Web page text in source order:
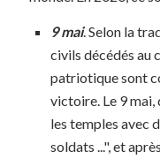
9 mai. Selon la
civils décédés au
patriotique sont
victoire. Le 9 mai,
les temples avec
soldats ...", et